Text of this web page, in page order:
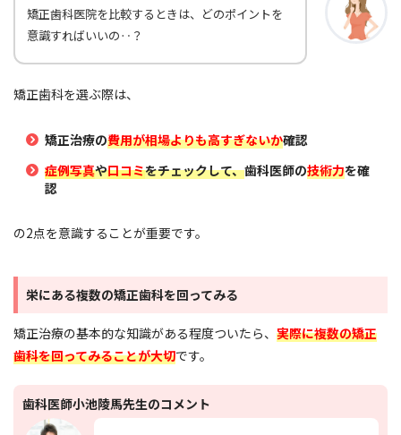
金属アレルギー の心配
矯正歯科医院を比較するときは、どのポイントを
意識すればいいの‥？
矯正歯科を選ぶ際は、
矯正治療の費用が相場よりも高すぎないか確認
症例写真や口コミをチェックして、歯科医師の技術力を確
認
の2点を意識することが重要です。
栄にある複数の矯正歯科を回ってみる
矯正治療の基本的な知識がある程度ついたら、 実際に複数の矯正
歯科を回ってみることが大切です。
歯科医師小池陵馬先生のコメント